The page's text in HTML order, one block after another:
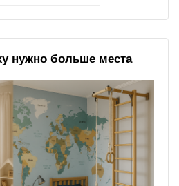
нужно больше места